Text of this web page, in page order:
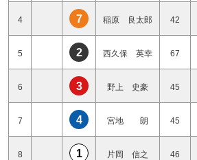
4 7 稲原 良太郎 42
5 2 西久保 英幸 67
6 3 野上 史豪 45
7 4 宮地 朗 45
8 1 片岡 信之 46